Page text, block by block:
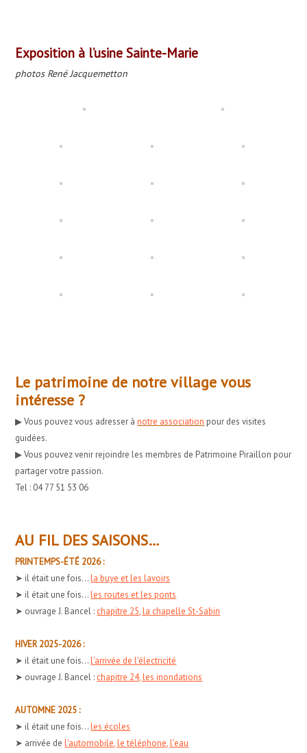
Exposition à l’usine Sainte-Marie
photos René Jacquemetton
Le patrimoine de notre village vous
intéresse ?
▶︎ Vous pouvez vous adresser ànotre association pour des visites
guidées.
▶︎ Vous pouvez venir rejoindre les membres de Patrimoine Piraillon pour
partager votre passion.
Tel : 04 77 51 53 06
AU FIL DES SAISONS…
PRINTEMPS-ÉTÉ 2026 :
➤ il était une fois...la buye et les lavoirs
➤ il était une fois...les routes et les ponts
➤ ouvrage J. Bancel : chapitre 25, la chapelle St-Sabin
HIVER 2025-2026 :
➤ il était une fois...l'arrivée de l'électricité
➤ ouvrage J. Bancel : chapitre 24, les inondations
AUTOMNE 2025 :
➤ il était une fois...les écoles
➤ arrivée del'automobile, le téléphone, l'eau